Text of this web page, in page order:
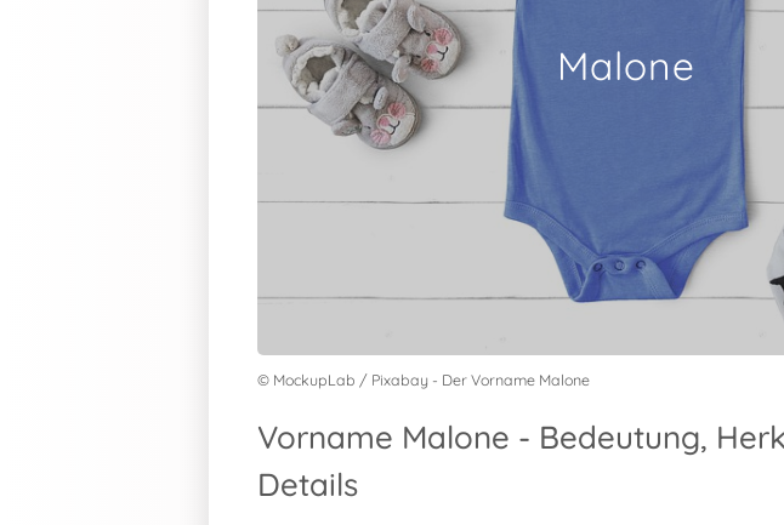
Malone
© MockupLab / Pixabay - Der Vorname Malone
Vorname Malone - Bedeutung,
Details